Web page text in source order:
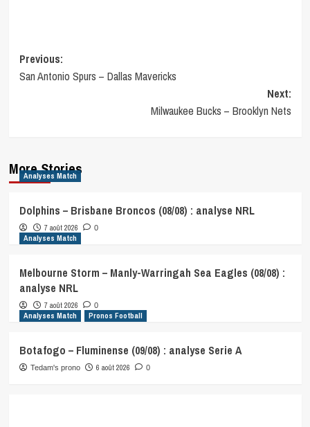
Post
navigation
Previous:
San Antonio Spurs – Dallas Mavericks
Next:
Milwaukee Bucks – Brooklyn Nets
More Stories
Analyses Match
Dolphins – Brisbane Broncos (08/08) : analyse NRL
7 août 2026 0
Analyses Match
Melbourne Storm – Manly-Warringah Sea Eagles (08/08) :
analyse NRL
7 août 2026 0
Analyses Match Pronos Football
Botafogo – Fluminense (09/08) : analyse Serie A
Tedam's prono 6 août 2026 0